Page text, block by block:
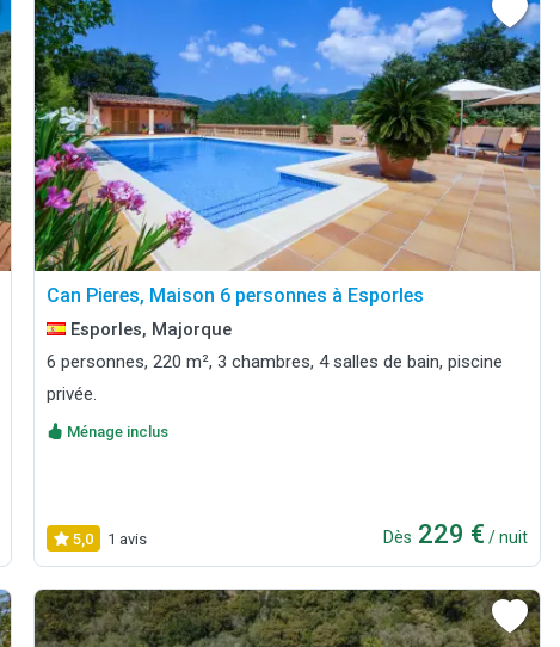
Can Pieres, Maison 6 personnes à Esporles
Esporles, Majorque
6 personnes, 220 m², 3 chambres, 4 salles de bain, piscine
privée.
Ménage inclus
5,0 1 avis Dès 229 € / nuit